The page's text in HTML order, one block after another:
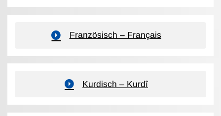
Französisch – Français
Kurdisch – Kurdî